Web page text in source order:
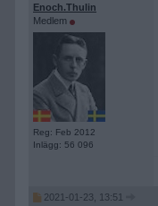
Enoch.Thulin
Medlem
Reg: Feb 2012
Inlägg: 56 096
2021-01-23, 13:51